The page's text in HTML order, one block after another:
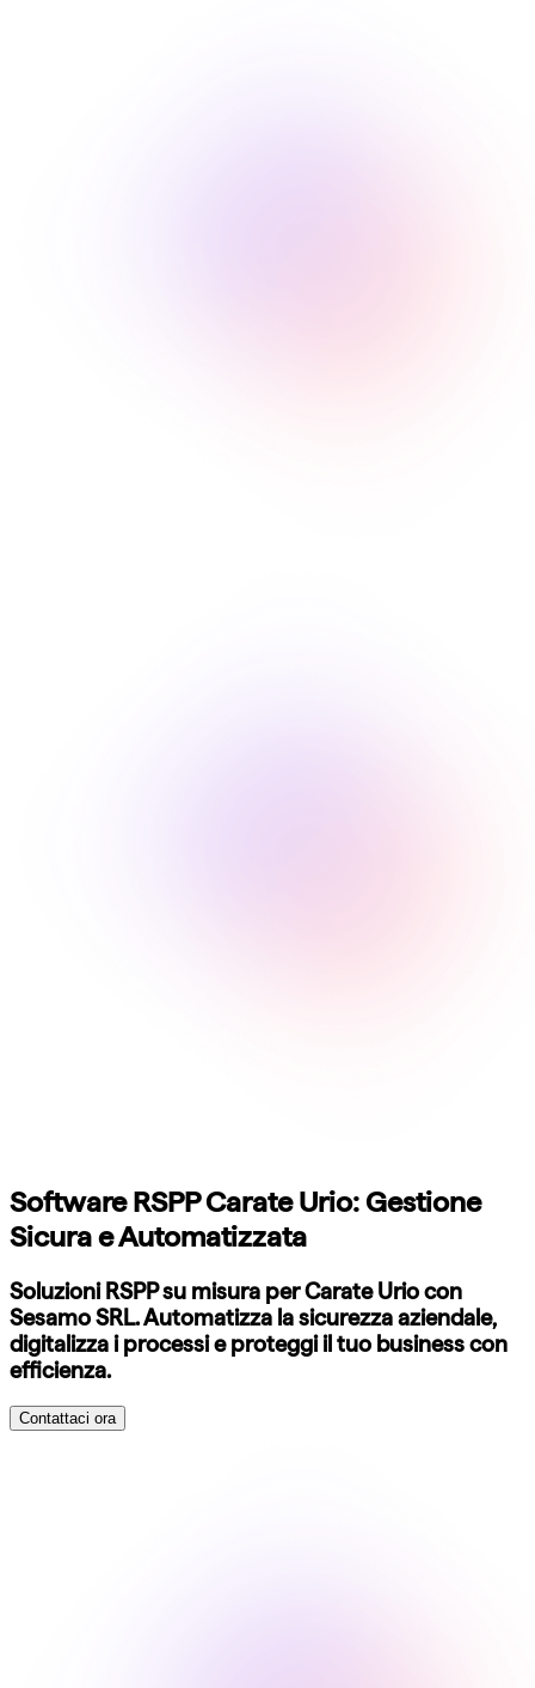
Software RSPP Carate Urio: Gestione
Sicura e Automatizzata
Soluzioni RSPP su misura per Carate Urio con
Sesamo SRL. Automatizza la sicurezza aziendale,
digitalizza i processi e proteggi il tuo business con
efficienza.
Contattaci ora